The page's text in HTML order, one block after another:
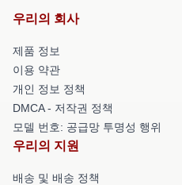
우리의 회사
제품 정보
이용 약관
개인 정보 정책
DMCA - 저작권 정책
모델 번호: 공급망 투명성 행위
우리의 지원
배송 및 배송 정책